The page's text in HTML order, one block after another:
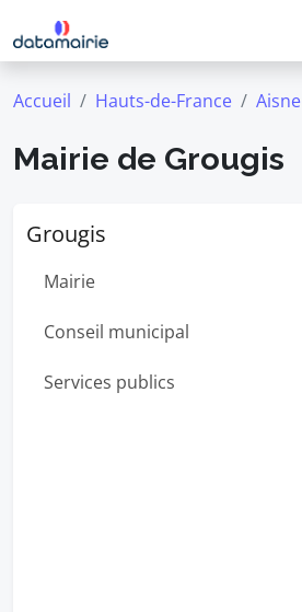
Accueil Hauts-de-France Aisne
Mairie de Grougis
Grougis
Mairie
Conseil municipal
Services publics